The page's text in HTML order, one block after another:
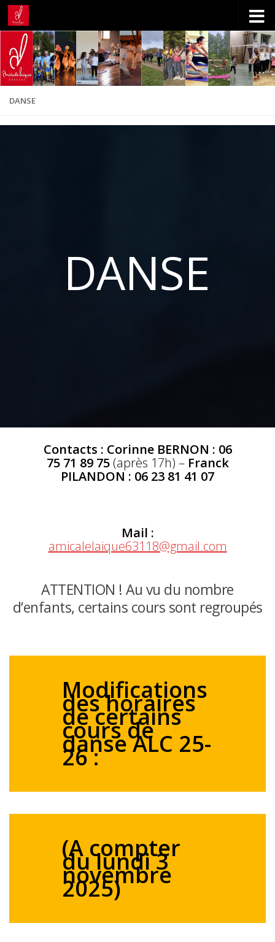
Skip to content
DANSE
DANSE
Contacts : Corinne BERNON : 06
75 71 89 75(après 17h) – Franck
PILANDON : 06 23 81 41 07
Mail :
amicalelaique63118@gmail.com
ATTENTION ! Au vu du nombre
d’enfants, certains cours sont regroupés
Modifications
des horaires
de certains
cours de
danse ALC 25-
26 :
(A compter
du lundi 3
novembre
2025)